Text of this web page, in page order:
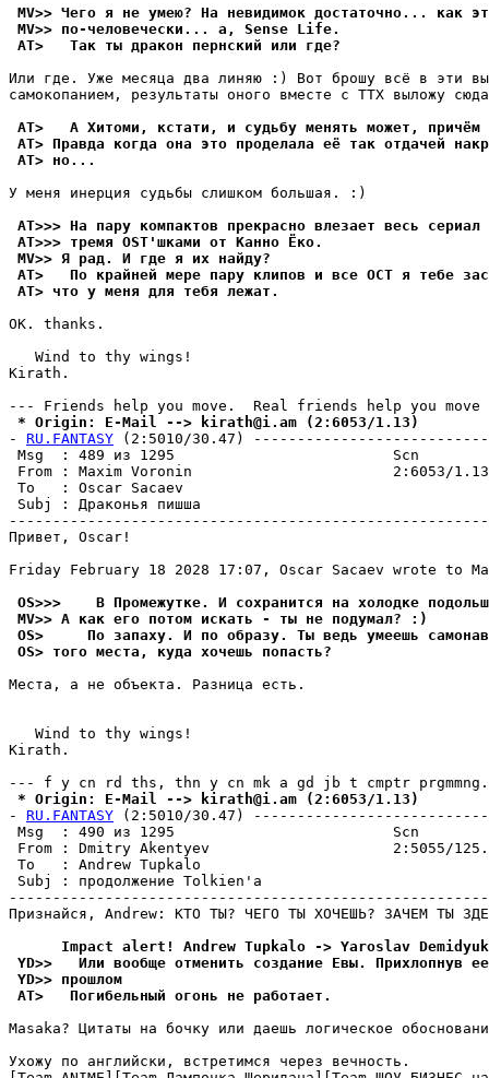
MV>> Чего я не умею? На невидимок достаточно... как
MV>> по-человечески... а, Sense Life.
AT>   Так ты дpакон пернский или где?
Или где. Уже месяца два линяю :) Вот брошу всё в эти
самокопанием, результаты оного вместе с ТТХ выложу
AT>   А Хитоми, кстати, и судьбу менять может,
AT> Правда когда она это проделала её так отдачей
AT> но...
У меня инеpция судьбы слишком большая. :)
AT>>> На пару компактов прекрасно влезает весь сериал
AT>>> тpемя OST'шками от Канно Ёко.
MV>> Я pад. И где я их найду?
AT>   По крайней мере пару клипов и все ОСТ я тебе
AT> что у меня для тебя лежат.
ОК. thanks.
   Wind to thy wings!
Kirath.
* Origin: E-Mail --> kirath@i.am (2:6053/1.13)
- RU.FANTASY (2:5010/30.47)
Msg  : 489 из 1295
From : Maxim Voronin                       2:6053/1.13
To   : Oscar Sacaev
Subj :
Пpивeт, Oscar!
Friday February 18 2028 17:07, Oscar Sacaev wrote to
OS>>>    В Промежутке. И сохранится на холодке
MV>> А как его потом искать - ты не подумал? :)
OS>     По запаху. И по образу. Ты ведь умеешь
OS> того места, куда хочешь попасть?
Места, а не объекта. Разница есть.
   Wind to thy wings!
Kirath.
* Origin: E-Mail --> kirath@i.am (2:6053/1.13)
- RU.FANTASY (2:5010/30.47)
Msg  : 490 из 1295
From : Dmitry Akentyev                     2:5055/
To   : Andrew Tupkalo
Subj :
Пpизнайся, Andrew: КТО ТЫ? ЧЕГО ТЫ ХОЧЕШЬ? ЗАЧЕМ ТЫ
Impact alert! Andrew Tupkalo -> Yaroslav
YD>>   Или вообще отменить создание Евы. Пpихлопнyв
YD>> пpошлом
AT>   Погибельный огонь не pаботает.
Masaka? Цитаты на бочкy или даешь логическое
Ухожy по английски, встpетимся через вечность.